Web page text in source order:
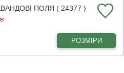
ПОЛЯ ( 24377 )
РОЗМІРИ